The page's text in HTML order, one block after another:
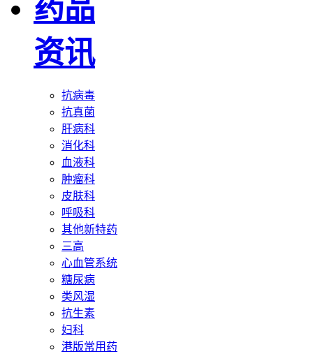
药品
资讯
抗病毒
抗真菌
肝病科
消化科
血液科
肿瘤科
皮肤科
呼吸科
其他新特药
三高
心血管系统
糖尿病
类风湿
抗生素
妇科
港版常用药